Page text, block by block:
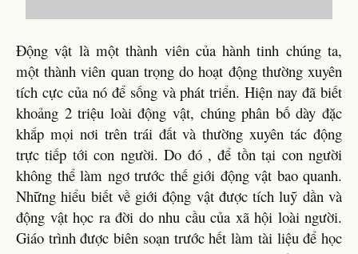
Động vật là một thành viên của hành tinh chúng ta,
một thành viên quan trọng do hoạt động thường xuyên
tích cực của nó để sống và phát triển. Hiện nay đã biết
khoảng 2 triệu loài động vật, chúng phân bố dày đặc
khắp mọi nơi trên trái đất và thường xuyên tác động
trực tiếp tới con người. Do đó , để tồn tại con người
không thể làm ngơ trước thế giới động vật bao quanh.
Những hiểu biết về giới động vật được tích luỹ dần và
động vật học ra đời do nhu cầu của xã hội loài người.
Giáo trình được biên soạn trước hết làm tài liệu để học